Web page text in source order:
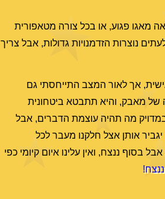
מאגו פגוע, או בכל צורה מטאפורית
נוצרות הזדמנויות גדולות, אבל צריך
אך לאור המצב התייחסתי גם
באוקטובר חרגתי וציינתי לכם שיש אלימות סביב ה-8.10, שזו אנרגיה של מאבק, והיא תתבטא ביטחונית
במדויק מה תהיה עוצמת הדברים, אבל
יגביר אותן אצל חלקנו מעבר לכל
ננצח, ואין עלינו איום קיומי כפי